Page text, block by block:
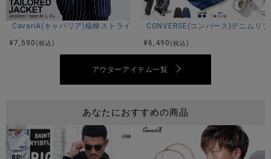
サイズ(cm)
L：着丈67身幅52肩幅47袖丈60
表地：ポリエステル97% ポリウレタン3%
リブ：ポリエステル95% ポリウレタン5%
CavariA(キャバリア)楊柳ストライプ7分袖ジャケット/全3色
¥7,590 (税込)
CONVERSE(コンバース)デニムリ
¥ 6,490 (税込)
アウターアイテム一覧
あなたにおすすめの商品